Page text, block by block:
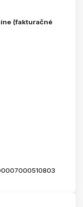
(fakturačné